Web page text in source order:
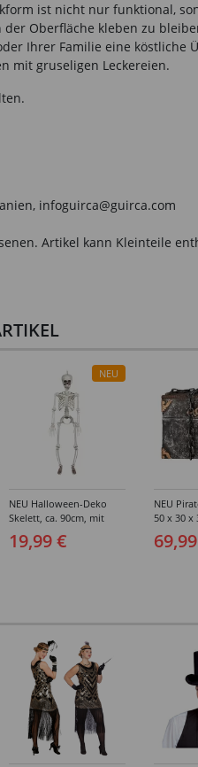
ist nicht nur funktional,
Oberfläche kleben zu
Ihrer Familie eine
mit gruseligen Leckereien.
infoguirca@guirca.com
Artikel kann Kleinteile
NEU
NEU Halloween-Deko
Skelett, ca. 90cm, mit
beweglichen Gliedern
19,99 €
NEU
50 x 30 x
Sound